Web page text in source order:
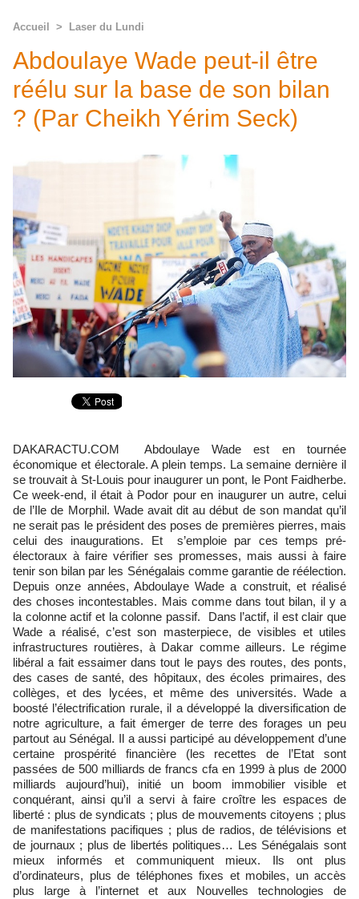
Accueil > Laser du Lundi
Abdoulaye Wade peut-il être
réélu sur la base de son bilan
? (Par Cheikh Yérim Seck)
DAKARACTU.COM Abdoulaye Wade est en tournée
économique et électorale. A plein temps. La semaine dernière il
se trouvait à St-Louis pour inaugurer un pont, le Pont Faidherbe.
Ce week-end, il était à Podor pour en inaugurer un autre, celui
de l’Ile de Morphil. Wade avait dit au début de son mandat qu’il
ne serait pas le président des poses de premières pierres, mais
celui des inaugurations. Et s’emploie par ces temps pré-
électoraux à faire vérifier ses promesses, mais aussi à faire
tenir son bilan par les Sénégalais comme garantie de réélection.
Depuis onze années, Abdoulaye Wade a construit, et réalisé
des choses incontestables. Mais comme dans tout bilan, il y a
la colonne actif et la colonne passif. Dans l’actif, il est clair que
Wade a réalisé, c’est son masterpiece, de visibles et utiles
infrastructures routières, à Dakar comme ailleurs. Le régime
libéral a fait essaimer dans tout le pays des routes, des ponts,
des cases de santé, des hôpitaux, des écoles primaires, des
collèges, et des lycées, et même des universités. Wade a
boosté l’électrification rurale, il a développé la diversification de
notre agriculture, a fait émerger de terre des forages un peu
partout au Sénégal. Il a aussi participé au développement d’une
certaine prospérité financière (les recettes de l’Etat sont
passées de 500 milliards de francs cfa en 1999 à plus de 2000
milliards aujourd’hui), initié un boom immobilier visible et
conquérant, ainsi qu’il a servi à faire croître les espaces de
liberté : plus de syndicats ; plus de mouvements citoyens ; plus
de manifestations pacifiques ; plus de radios, de télévisions et
de journaux ; plus de libertés politiques… Les Sénégalais sont
mieux informés et communiquent mieux. Ils ont plus
d’ordinateurs, plus de téléphones fixes et mobiles, un accès
plus large à l’internet et aux Nouvelles technologies de